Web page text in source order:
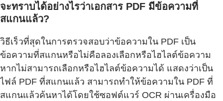
จะทราบได้อย่างไรว่าเอกสาร PDF มีข้อความที่
สแกนแล้ว?
วิธีเร็วที่สุดในการตรวจสอบว่าข้อความใน PDF เป็น
ข้อความที่สแกนหรือไม่คือลองเลือกหรือไฮไลต์ข้อความ
หากไม่สามารถเลือกหรือไฮไลต์ข้อความได้ แสดงว่าเป็น
ไฟล์ PDF ที่สแกนแล้ว สามารถทำให้ข้อความใน PDF ที่
สแกนแล้วค้นหาได้โดยใช้ซอฟต์แวร์ OCR ผ่านเครื่องมือ